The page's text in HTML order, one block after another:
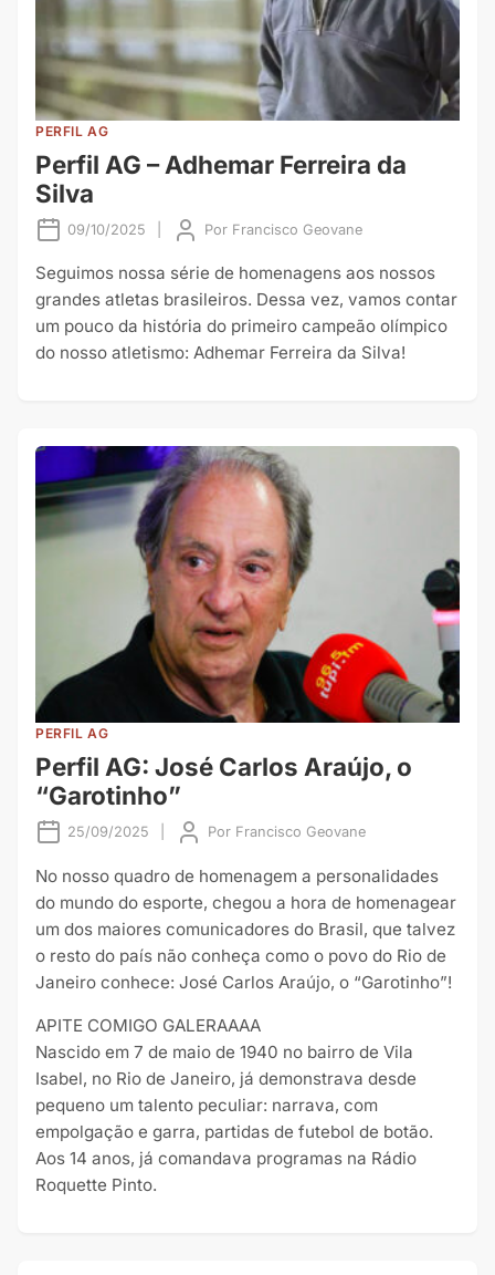
PERFIL AG
Perfil AG – Adhemar Ferreira da
Silva
09/10/2025 Por Francisco Geovane
Seguimos nossa série de homenagens aos nossos
grandes atletas brasileiros. Dessa vez, vamos contar
um pouco da história do primeiro campeão olímpico
do nosso atletismo: Adhemar Ferreira da Silva!
PERFIL AG
Perfil AG: José Carlos Araújo, o
“Garotinho”
25/09/2025 Por Francisco Geovane
No nosso quadro de homenagem a personalidades
do mundo do esporte, chegou a hora de homenagear
um dos maiores comunicadores do Brasil, que talvez
o resto do país não conheça como o povo do Rio de
Janeiro conhece: José Carlos Araújo, o “Garotinho”!
APITE COMIGO GALERAAAA
Nascido em 7 de maio de 1940 no bairro de Vila
Isabel, no Rio de Janeiro, já demonstrava desde
pequeno um talento peculiar: narrava, com
empolgação e garra, partidas de futebol de botão.
Aos 14 anos, já comandava programas na Rádio
Roquette Pinto.